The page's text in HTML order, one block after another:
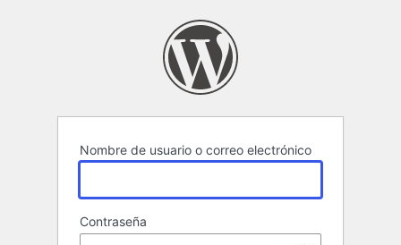
Nombre de usuario o correo electrónico
Contraseña